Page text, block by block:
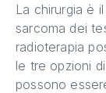
La chirurgia è
sarcoma dei
radioterapia
le tre opzioni
possono